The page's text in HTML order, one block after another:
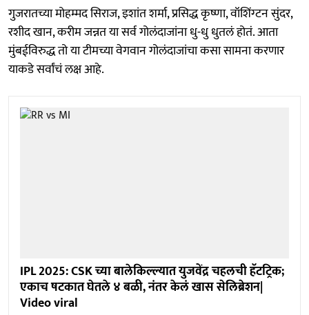
गुजरातच्या मोहम्मद सिराज, इशांत शर्मा, प्रसिद्ध कृष्णा, वॉशिंग्टन सुंदर,
रशीद खान, करीम जन्नत या सर्व गोलंदाजांना धु-धु धुतलं होतं. आता
मुंबईविरुद्ध तो या टीमच्या वेगवान गोलंदाजांचा कसा सामना करणार
याकडे सर्वांचं लक्ष आहे.
IPL 2025: CSK च्या बालेकिल्ल्यात युजवेंद्र चहलची हॅटट्रिक;
एकाच षटकात घेतले ४ बळी, नंतर केलं खास सेलिब्रेशन|
Video viral